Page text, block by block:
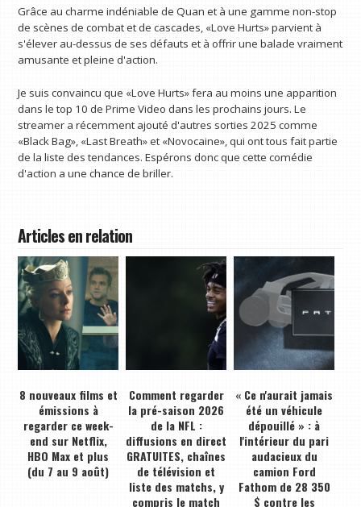
Grâce au charme indéniable de Quan et à une gamme non-stop
de scènes de combat et de cascades, «Love Hurts» parvient à
s'élever au-dessus de ses défauts et à offrir une balade vraiment
amusante et pleine d'action.
Je suis convaincu que «Love Hurts» fera au moins une apparition
dans le top 10 de Prime Video dans les prochains jours. Le
streamer a récemment ajouté d'autres sorties 2025 comme
«Black Bag», «Last Breath» et «Novocaine», qui ont tous fait partie
de la liste des tendances. Espérons donc que cette comédie
d'action a une chance de briller.
Articles en relation
8 nouveaux films et
émissions à
regarder ce week-
end sur Netflix,
HBO Max et plus
(du 7 au 9 août)
Comment regarder
la pré-saison 2026
de la NFL :
diffusions en direct
GRATUITES, chaînes
de télévision et
liste des matchs, y
compris le match
« Ce n'aurait jamais
été un véhicule
dépouillé » : à
l'intérieur du pari
audacieux du
camion Ford
Fathom de 28 350
$ contre les